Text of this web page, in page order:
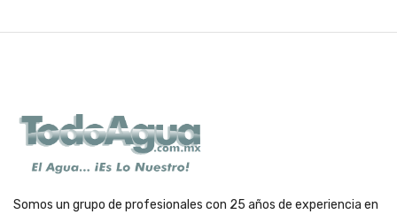
Somos un grupo de profesionales con 25 años de experiencia en